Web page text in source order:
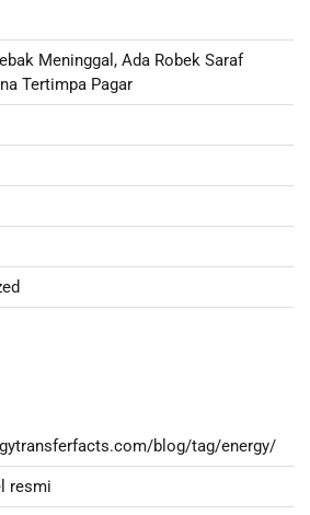
Meninggal, Ada Robek Saraf
Tertimpa Pagar
blog/tag/energy/
resmi